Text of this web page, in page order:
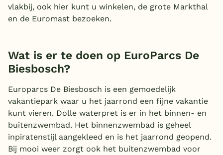
vlakbij, ook hier kunt u winkelen, de grote Markthal
en de Euromast bezoeken.
Wat is er te doen op EuroParcs De
Biesbosch?
Europarcs De Biesbosch is een gemoedelijk
vakantiepark waar u het jaarrond een fijne vakantie
kunt vieren. Dolle waterpret is er in het binnen- en
buitenzwembad. Het binnenzwembad is geheel
inpiratenstijl aangekleed en is het jaarrond geopend.
Bij mooi weer zorgt ook het buitenzwembad voor